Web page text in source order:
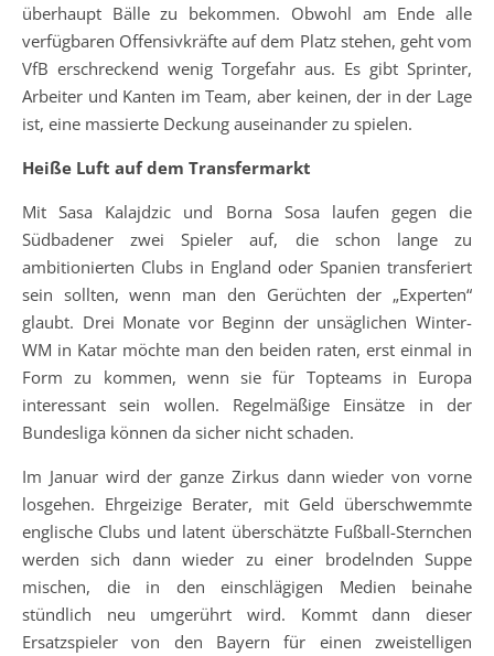
überhaupt Bälle zu bekommen. Obwohl am Ende alle
verfügbaren Offensivkräfte auf dem Platz stehen, geht vom
VfB erschreckend wenig Torgefahr aus. Es gibt Sprinter,
Arbeiter und Kanten im Team, aber keinen, der in der Lage
ist, eine massierte Deckung auseinander zu spielen.
Heiße Luft auf dem Transfermarkt
Mit Sasa Kalajdzic und Borna Sosa laufen gegen die
Südbadener zwei Spieler auf, die schon lange zu
ambitionierten Clubs in England oder Spanien transferiert
sein sollten, wenn man den Gerüchten der „Experten“
glaubt. Drei Monate vor Beginn der unsäglichen Winter-
WM in Katar möchte man den beiden raten, erst einmal in
Form zu kommen, wenn sie für Topteams in Europa
interessant sein wollen. Regelmäßige Einsätze in der
Bundesliga können da sicher nicht schaden.
Im Januar wird der ganze Zirkus dann wieder von vorne
losgehen. Ehrgeizige Berater, mit Geld überschwemmte
englische Clubs und latent überschätzte Fußball-Sternchen
werden sich dann wieder zu einer brodelnden Suppe
mischen, die in den einschlägigen Medien beinahe
stündlich neu umgerührt wird. Kommt dann dieser
Ersatzspieler von den Bayern für einen zweistelligen